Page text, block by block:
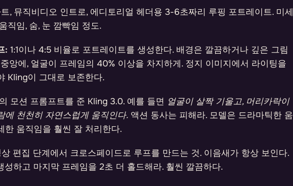
, 뮤직비디오 인트로, 에디토리얼 헤더용 3-6초짜리 루핑 포트레이트. 미세
직임, 숨, 눈 깜빡임 정도.
: 1:1이나 4:5 비율로 포트레이트를 생성한다. 배경은 깔끔하거나 깊은 그림
앙에, 얼굴이 프레임의 40% 이상을 차지하게. 정지 이미지에서 라이팅을
Kling이 그대로 보존한다.
모션 프롬프트를 준 Kling 3.0. 예를 들면 얼굴이 살짝 기울고, 머리카락이
에 천천히 자연스럽게 움직인다. 액션 동사는 피해라. 모델은 드라마틱한 움
한 움직임을 훨씬 잘 처리한다.
상 편집 단계에서 크로스페이드로 루프를 만드는 것. 이음새가 항상 보인다.
성하고 마지막 프레임을 2초 더 홀드해라. 훨씬 깔끔하다.